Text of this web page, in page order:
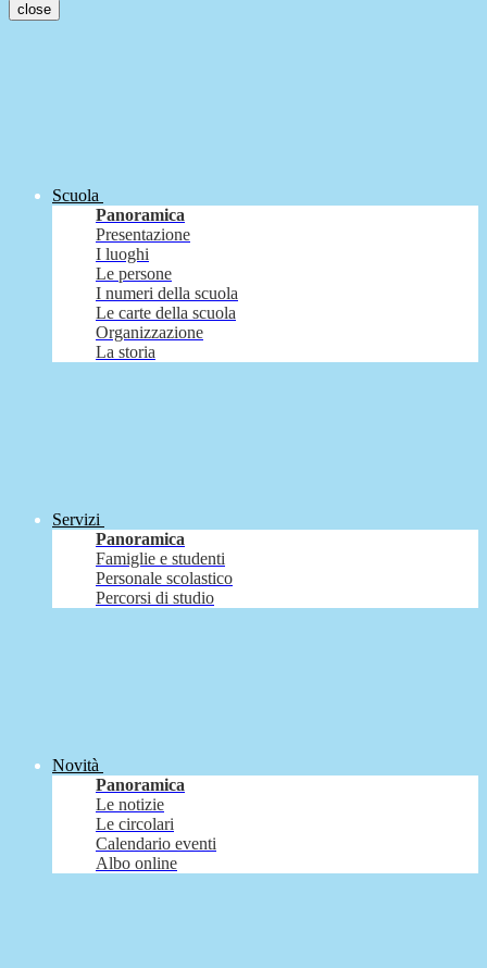
close
Scuola
Panoramica
Presentazione
I luoghi
Le persone
I numeri della scuola
Le carte della scuola
Organizzazione
La storia
Servizi
Panoramica
Famiglie e studenti
Personale scolastico
Percorsi di studio
Novità
Panoramica
Le notizie
Le circolari
Calendario eventi
Albo online